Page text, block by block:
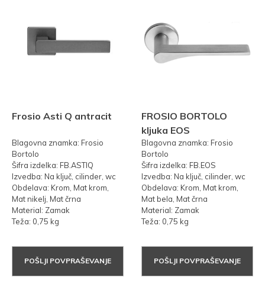
Frosio Asti Q antracit
Blagovna znamka: Frosio
Bortolo
Šifra izdelka: FB.ASTIQ
Izvedba: Na ključ, cilinder, wc
Obdelava: Krom, Mat krom,
Mat nikelj, Mat črna
Material: Zamak
Teža: 0,75 kg
POŠLJI POVPRAŠEVANJE
FROSIO BORTOLO
kljuka EOS
Blagovna znamka: Frosio
Bortolo
Šifra izdelka: FB.EOS
Izvedba: Na ključ, cilinder, wc
Obdelava: Krom, Mat krom,
Mat bela, Mat črna
Material: Zamak
Teža: 0,75 kg
POŠLJI POVPRAŠEVANJE